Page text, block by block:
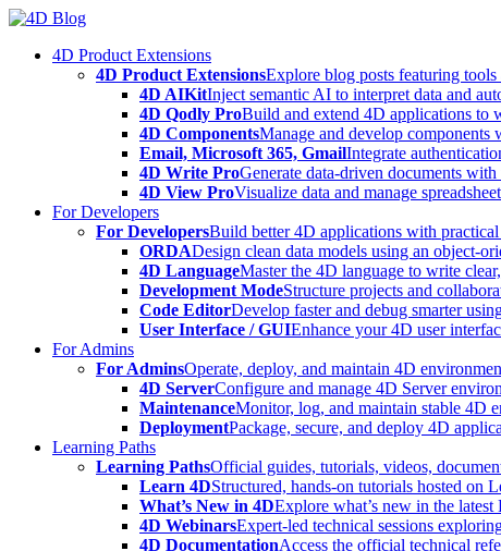
Skip
content4D Product Extensions
4D Product ExtensionsExplore blog posts featuring
4D AIKitInject semantic AI to interpret data and
4D Qodly ProBuild and extend 4D applications to
4D ComponentsManage and develop components
Email, Microsoft 365, GmailIntegrate
4D Write ProGenerate data-driven documents
4D View ProVisualize data and manage
For Developers
For DevelopersBuild better 4D applications with
ORDADesign clean data models using an object-
4D LanguageMaster the 4D language to write
Development ModeStructure projects and
Code EditorDevelop faster and debug smarter
User Interface / GUIEnhance your 4D user
For Admins
For AdminsOperate, deploy, and maintain 4D
4D ServerConfigure and manage 4D Server
MaintenanceMonitor, log, and maintain stable 4D
DeploymentPackage, secure, and deploy 4D
Learning Paths
Learning PathsOfficial guides, tutorials, videos,
Learn 4DStructured, hands-on tutorials hosted on
What’s New in 4DExplore what’s new in the
4D WebinarsExpert-led technical sessions
4D DocumentationAccess the official technical